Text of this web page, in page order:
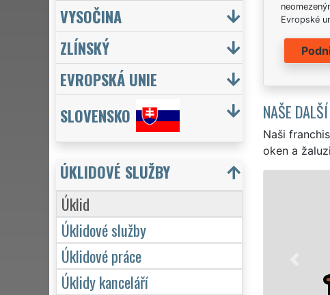
Evropské
NAŠE
Naši
oken a
ÚKLID A ÚKLIDOVÉ SLUŽBY BĚLÁ POD BEZDĚZEM
Franchisová síť EXTRA UKLÍZENÍ zajišťuje v Bělé pod
Bělé pod Bezdězem profesionální, kvalitní, ale levný úklid
jednotlivce. Poskytujeme náš servis 24 hodin denně, 7 dní v
během víkendů či státních svátků. Uklidíme vše, co
se zárukou kvalitně odvedené práce.
VYSOČINA
ZLÍNSKÝ
EVROPSKÁ UNIE
SLOVENSKO
ÚKLIDOVÉ SLUŽBY
Úklid
Úklidové služby
Úklidové práce
Úklidy kanceláří